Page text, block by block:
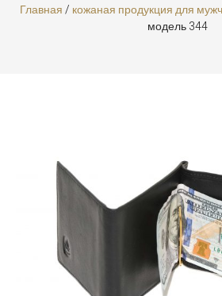
Главная/ кожаная продукция для
модель 344